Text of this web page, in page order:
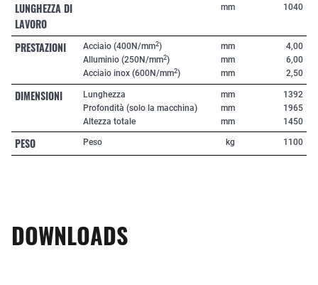
LUNGHEZZA DI
LAVORO
mm 1040
PRESTAZIONI Acciaio (400N/mm2)
Alluminio (250N/mm2)
Acciaio inox (600N/mm2)
mm
mm
mm
4,00
6,00
2,50
DIMENSIONI
Lunghezza
Profondità (solo la macchina)
Altezza totale
mm
mm
mm
1392
1965
1450
PESO Peso kg 1100
DOWNLOADS